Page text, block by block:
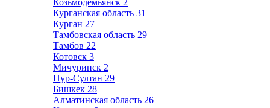
Козьмодемьянск 2
Курганская область 31
Курган 27
Тамбовская область 29
Тамбов 22
Котовск 3
Мичуринск 2
Нур-Султан 29
Бишкек 28
Алматинская область 26